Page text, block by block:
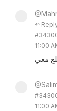
↶
11:00
معي
11:00